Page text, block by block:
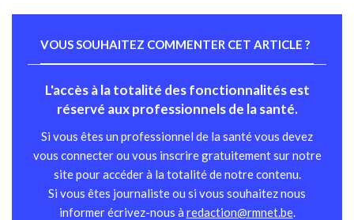
VOUS SOUHAITEZ COMMENTER CET ARTICLE ?
L'accès à la totalité des fonctionnalités est
réservé aux professionnels de la santé.
Si vous êtes un professionnel de la santé vous devez
vous connecter ou vous inscrire gratuitement sur notre
site pour accéder à la totalité de notre contenu.
Si vous êtes journaliste ou si vous souhaitez nous
informer écrivez-nous à redaction@rmnet.be.